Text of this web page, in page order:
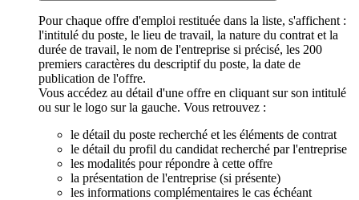
Pour chaque offre d'emploi restituée dans la liste, s'affichent :
l'intitulé du poste, le lieu de travail, la nature du contrat et la
durée de travail, le nom de l'entreprise si précisé, les 200
premiers caractères du descriptif du poste, la date de
publication de l'offre.
Vous accédez au détail d'une offre en cliquant sur son intitulé
ou sur le logo sur la gauche. Vous retrouvez :
le détail du poste recherché et les éléments de contrat
le détail du profil du candidat recherché par l'entreprise
les modalités pour répondre à cette offre
la présentation de l'entreprise (si présente)
les informations complémentaires le cas échéant